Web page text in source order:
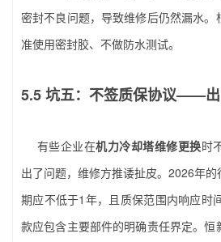
密封不良问题，导致维修后仍然漏水
准使用密封胶、不做防水测试。
5.5 坑五：不签质保协议——
有些企业在机力冷却塔维修更换时
出了问题，维修方推诿扯皮。2026年
期应不低于1年，且质保范围内响应时
款应包含主要部件的明确责任界定。恒